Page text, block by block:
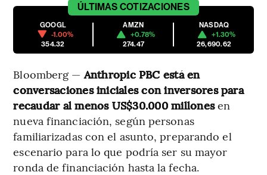
ÚLTIMAS COTIZACIONES
GOOGL
-1.00%
354.32
AMZN
+0.78%
274.47
NASDAQ
+1.30%
26,690.62
Bloomberg —Anthropic PBC está en
conversaciones iniciales con inversores para
recaudar al menos US$30.000 millonesen
nueva financiación, según personas
familiarizadas con el asunto, preparando el
escenario para lo que podría ser su mayor
ronda de financiación hasta la fecha.